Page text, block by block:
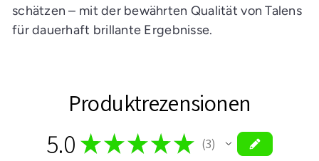
schätzen – mit der bewährten Qualität von Talens
für dauerhaft brillante Ergebnisse.
Produktrezensionen
5.0 ★★★★★ 3
3